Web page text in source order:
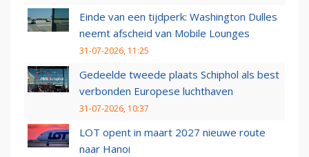
Einde van een tijdperk: Washington Dulles
neemt afscheid van Mobile Lounges
31-07-2026, 11:25
Gedeelde tweede plaats Schiphol als best
verbonden Europese luchthaven
31-07-2026, 10:37
LOT opent in maart 2027 nieuwe route
naar Hanoi